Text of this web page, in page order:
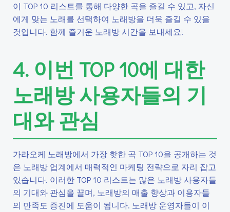
이 TOP 10 리스트를 통해 다양한 곡을 즐길 수 있고, 자신
에게 맞는 노래를 선택하여 노래방을 더욱 즐길 수 있을
것입니다. 함께 즐거운 노래방 시간을 보내세요!
4. 이번 TOP 10에 대한
노래방 사용자들의 기
대와 관심
가라오케 노래방에서 가장 핫한 곡 TOP 10을 공개하는 것
은 노래방 업계에서 매력적인 마케팅 전략으로 자리 잡고
있습니다. 이러한 TOP 10 리스트는 많은 노래방 사용자들
의 기대와 관심을 끌며, 노래방의 매출 향상과 이용자들
의 만족도 증진에 도움이 됩니다. 노래방 운영자들이 이